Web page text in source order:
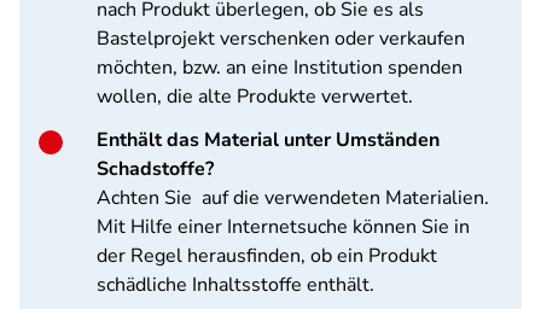
nach Produkt überlegen, ob Sie es als
Bastelprojekt verschenken oder verkaufen
möchten, bzw. an eine Institution spenden
wollen, die alte Produkte verwertet.
Enthält das Material unter Umständen
Schadstoffe?
Achten Sie auf die verwendeten Materialien.
Mit Hilfe einer Internetsuche können Sie in
der Regel herausfinden, ob ein Produkt
schädliche Inhaltsstoffe enthält.